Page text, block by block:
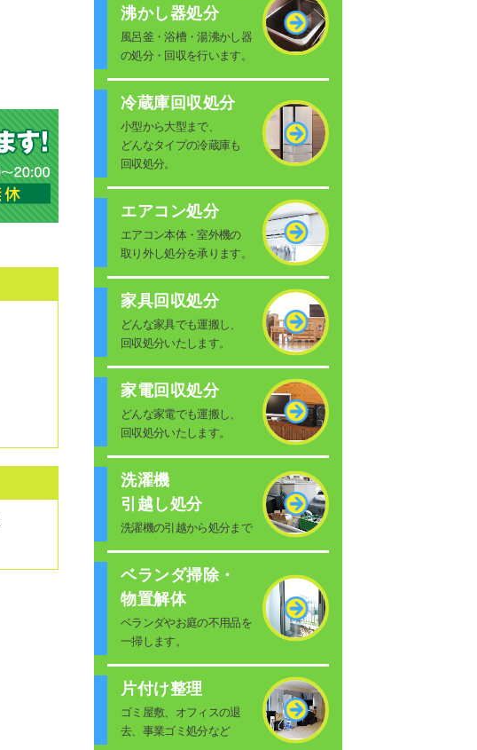
沸かし器処分
風呂釜・浴槽・湯沸かし器
の処分・回収を行います。
冷蔵庫回収処分
小型から大型まで、
どんなタイプの冷蔵庫も
回収処分。
エアコン処分
エアコン本体・室外機の
取り外し処分を承ります。
家具回収処分
どんな家具でも運搬し、
回収処分いたします。
家電回収処分
どんな家電でも運搬し、
回収処分いたします。
洗濯機
引越し処分
洗濯機の引越から処分まで
ベランダ掃除・
物置解体
ベランダやお庭の不用品を
一掃します。
片付け整理
ゴミ屋敷、オフィスの退
去、事業ゴミ処分など